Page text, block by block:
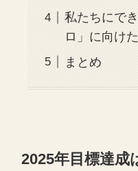
私たちにで
ロ」に向け
まとめ
2025年目標達成